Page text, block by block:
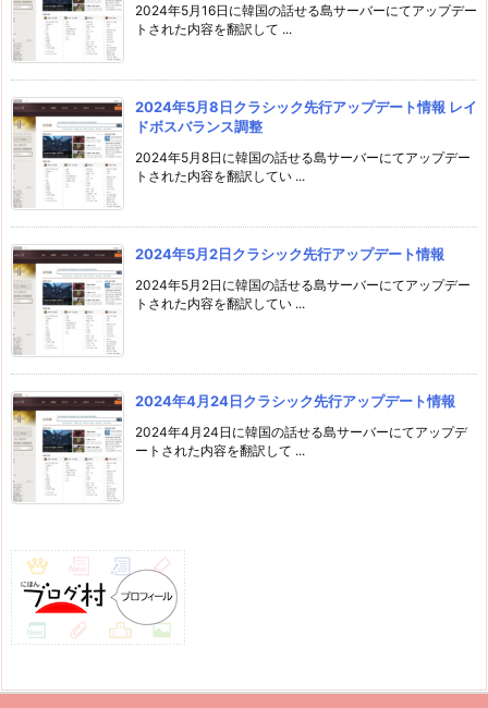
2024年5月16日に韓国の話せる島サーバーにてアップデー
トされた内容を翻訳して ...
2024年5月8日クラシック先行アップデート情報 レイ
ドボスバランス調整
2024年5月8日に韓国の話せる島サーバーにてアップデー
トされた内容を翻訳してい ...
2024年5月2日クラシック先行アップデート情報
2024年5月2日に韓国の話せる島サーバーにてアップデー
トされた内容を翻訳してい ...
2024年4月24日クラシック先行アップデート情報
2024年4月24日に韓国の話せる島サーバーにてアップデ
ートされた内容を翻訳して ...